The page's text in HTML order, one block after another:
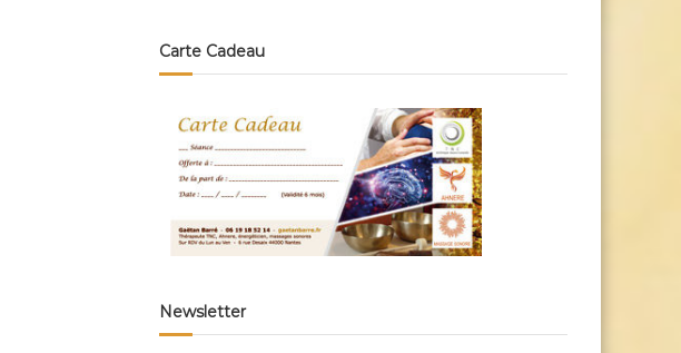
Carte Cadeau
Newsletter